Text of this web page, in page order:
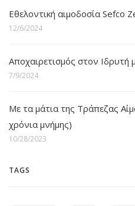
Εθελοντική αιμοδοσία Sefco
12/6/2024
Αποχαιρετισμός στον Ιδρυτή
7/9/2024
Με τα μάτια της Τράπεζας
χρόνια μνήμης)
10/28/2023
TAGS